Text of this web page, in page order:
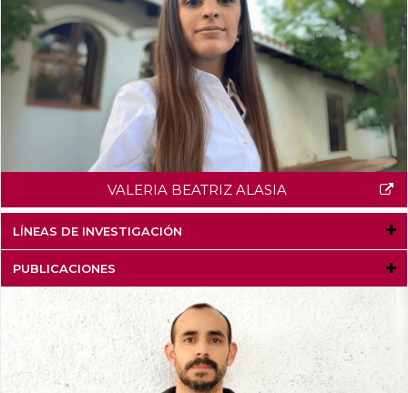
VALERIA BEATRIZ ALASIA
LÍNEAS DE INVESTIGACIÓN
PUBLICACIONES